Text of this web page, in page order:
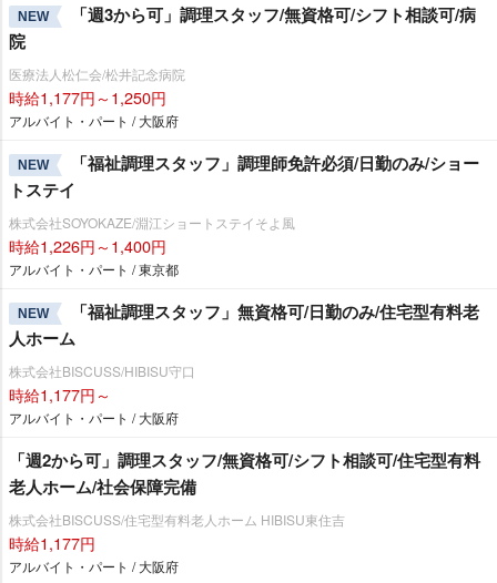
NEW
「週3から可」調理スタッフ/無資格可/シフト相談可/病
院
医療法人松仁会/松井記念病院
時給1,177円～1,250円
アルバイト・パート / 大阪府
NEW
「福祉調理スタッフ」調理師免許必須/日勤のみ/ショー
トステイ
株式会社SOYOKAZE/淵江ショートステイそよ風
時給1,226円～1,400円
アルバイト・パート / 東京都
NEW
「福祉調理スタッフ」無資格可/日勤のみ/住宅型有料老
人ホーム
株式会社BISCUSS/HIBISU守口
時給1,177円～
アルバイト・パート / 大阪府
「週2から可」調理スタッフ/無資格可/シフト相談可/住宅型有料
老人ホーム/社会保障完備
株式会社BISCUSS/住宅型有料老人ホーム HIBISU東住吉
時給1,177円
アルバイト・パート / 大阪府